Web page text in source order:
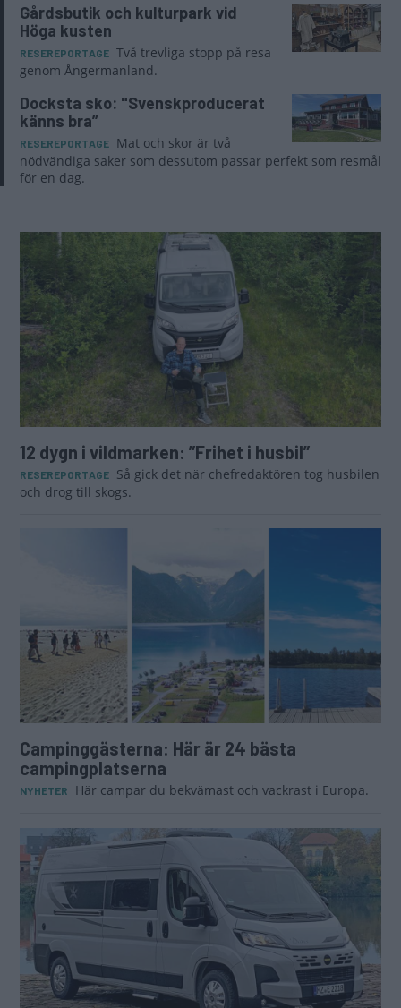
Gårdsbutik och kulturpark vid
Höga kusten
RESEREPORTAGE Två trevliga stopp på resa
genom Ångermanland.
Docksta sko: "Svenskproducerat
känns bra”
RESEREPORTAGE
Mat och skor är två
nödvändiga saker som dessutom passar perfekt som resmål
för en dag.
12 dygn i vildmarken: ”Frihet i husbil”
RESEREPORTAGE
Så gick det när chefredaktören tog husbilen
och drog till skogs.
Campinggästerna: Här är 24 bästa
campingplatserna
NYHETER Här campar du bekvämast och vackrast i Europa.